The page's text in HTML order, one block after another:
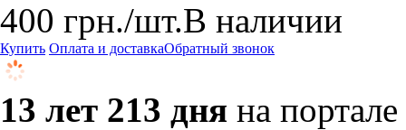
400 грн./шт.В наличии
Купить Оплата и доставкаОбратный звонок
13 лет 213 дня на портале